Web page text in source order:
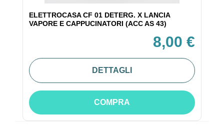
ELETTROCASA CF 01 DETERG. X LANCIA
VAPORE E CAPPUCINATORI (ACC AS 43)
8,00 €
DETTAGLI
COMPRA